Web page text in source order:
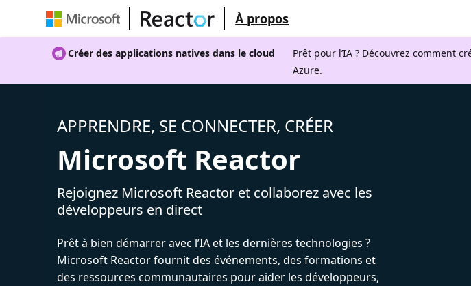
À propos
Créer des applications natives dans le cloud
Prêt pour l’IA ? Découvrez comment
Azure.
APPRENDRE, SE CONNECTER, CRÉER
Microsoft Reactor
Rejoignez Microsoft Reactor et collaborez avec les
développeurs en direct
Prêt à bien démarrer avec l’IA et les dernières technologies ?
Microsoft Reactor fournit des événements, des formations et
des ressources communautaires pour aider les développeurs,